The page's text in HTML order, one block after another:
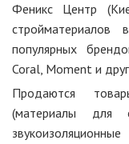
Феникс Центр
стройматериалов
популярных
Coral, Moment и
Продаются
(материалы для